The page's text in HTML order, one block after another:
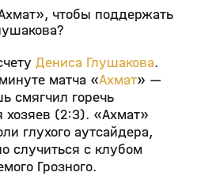
чтобы поддержать
Дениса Глушакова.
матча «Ахмат» —
смягчил горечь
хозяев (2:3). «Ахмат»
глухого аутсайдера,
случиться с клубом
Грозного.